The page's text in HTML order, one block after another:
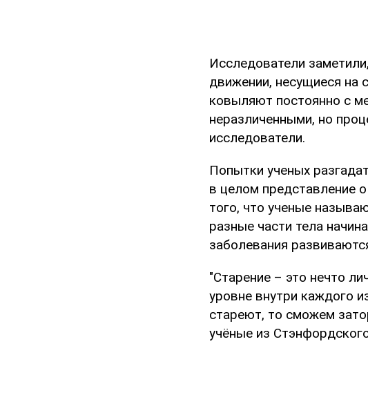
Исследователи
движении, несущиеся на
ковыляют постоянно с
неразличенными, но
исследователи.
Попытки ученых
в целом представление
того, что ученые
разные части тела
заболевания
"Старение – это нечто
уровне внутри каждого
стареют, то сможем
учёные из